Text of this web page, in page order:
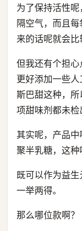
为了保持活性
隔空气，而且
来的话呢就会比
但我还有个担
更好添加一些
斯巴甜这种，
项甜味剂都未检
其实呢，产品
聚半乳糖，这种
既可以作为益生
一举两得。
那么哪位款啊？